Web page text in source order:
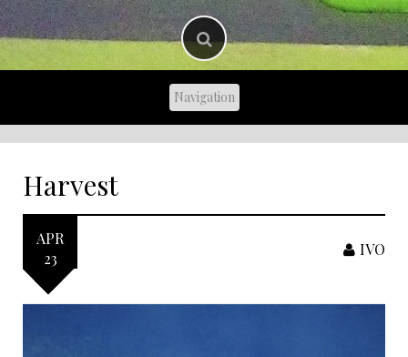
Harvest
APR
23
IVO